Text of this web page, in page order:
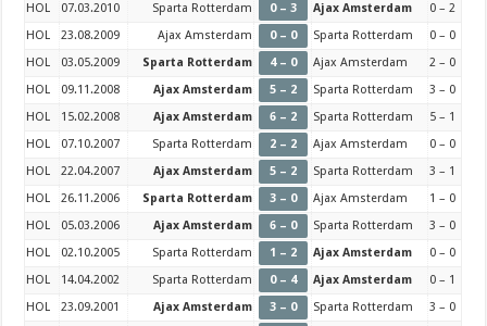
HOL
07.03.2010 Sparta Rotterdam 0 – 3 Ajax Amsterdam
0 – 2
HOL
23.08.2009 Ajax Amsterdam 0 – 0 Sparta Rotterdam
0 – 0
HOL
03.05.2009 Sparta Rotterdam 4 – 0 Ajax Amsterdam
2 – 0
HOL
09.11.2008 Ajax Amsterdam 5 – 2 Sparta Rotterdam
3 – 0
HOL
15.02.2008 Ajax Amsterdam 6 – 2 Sparta Rotterdam
5 – 1
HOL
07.10.2007 Sparta Rotterdam 2 – 2 Ajax Amsterdam
0 – 0
HOL
22.04.2007 Ajax Amsterdam 5 – 2 Sparta Rotterdam
3 – 1
HOL
26.11.2006 Sparta Rotterdam 3 – 0 Ajax Amsterdam
1 – 0
HOL
05.03.2006 Ajax Amsterdam 6 – 0 Sparta Rotterdam
3 – 0
HOL
02.10.2005 Sparta Rotterdam 1 – 2 Ajax Amsterdam
0 – 0
HOL
14.04.2002 Sparta Rotterdam 0 – 4 Ajax Amsterdam
0 – 1
HOL
23.09.2001 Ajax Amsterdam 3 – 0 Sparta Rotterdam
3 – 0